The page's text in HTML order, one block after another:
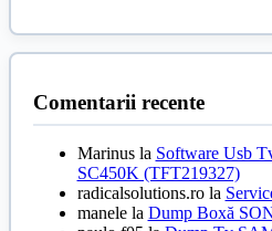
Comentarii recente
Marinusla Software Usb
SC450K (TFT219327)
radicalsolutions.rola
manelela Dump Boxă